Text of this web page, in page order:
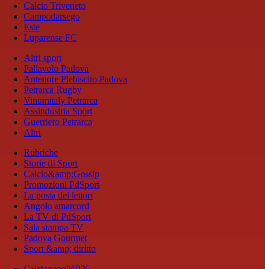
Calcio Triveneto
Campodarsego
Este
Luparense FC
Altri sport
Pallavolo Padova
Antenore Plebiscito Padova
Petrarca Rugby
Vinumitaly Petrarca
Assindustria Sport
Guerriero Petrarca
Altri
Rubriche
Storie di Sport
Calcio&amp;Gossip
Promozioni PdSport
La posta dei lettori
Angolo amarcord
La TV di PdSport
Sala stampa TV
Padova Gourmet
Sport &amp; diritto